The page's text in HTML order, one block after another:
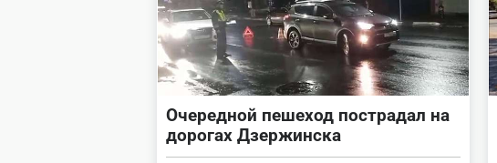
Очередной пешеход пострадал на
дорогах Дзержинска